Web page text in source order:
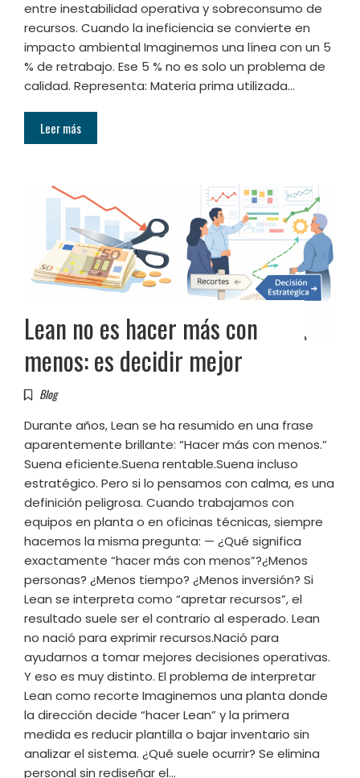
entre inestabilidad operativa y sobreconsumo de
recursos. Cuando la ineficiencia se convierte en
impacto ambiental Imaginemos una línea con un 5
% de retrabajo. Ese 5 % no es solo un problema de
calidad. Representa: Materia prima utilizada…
Leer más
Lean no es hacer más con
menos: es decidir mejor
Blog
Durante años, Lean se ha resumido en una frase
aparentemente brillante: “Hacer más con menos.”
Suena eficiente.Suena rentable.Suena incluso
estratégico. Pero si lo pensamos con calma, es una
definición peligrosa. Cuando trabajamos con
equipos en planta o en oficinas técnicas, siempre
hacemos la misma pregunta: — ¿Qué significa
exactamente “hacer más con menos”?¿Menos
personas? ¿Menos tiempo? ¿Menos inversión? Si
Lean se interpreta como “apretar recursos”, el
resultado suele ser el contrario al esperado. Lean
no nació para exprimir recursos.Nació para
ayudarnos a tomar mejores decisiones operativas.
Y eso es muy distinto. El problema de interpretar
Lean como recorte Imaginemos una planta donde
la dirección decide “hacer Lean” y la primera
medida es reducir plantilla o bajar inventario sin
analizar el sistema. ¿Qué suele ocurrir? Se elimina
personal sin rediseñar el…